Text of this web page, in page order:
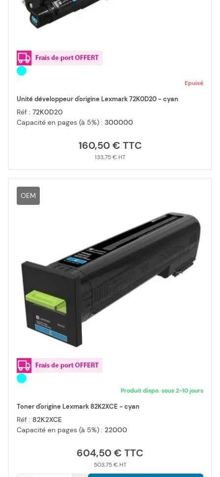
Epuisé
Unité développeur d'origine Lexmark 72K0D20 - cyan
Réf : 72K0D20
Capacité en pages (à 5%) : 300000
160,50 €
133,75 €
OEM
Produit dispo. sous 2-10 jours
Toner d'origine Lexmark 82K2XCE - cyan
Réf : 82K2XCE
Capacité en pages (à 5%) : 22000
604,50 €
503,75 €